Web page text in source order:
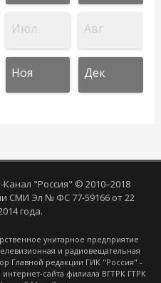
Июл Авг
Ноя Дек
"Россия" © 2010–2018
СМИ Эл № ФС 77-59166 от 22
года.
унитарное предприятие
и радиовещательная
Главной редакции ГИК "Россия" -
сайта филиала ВГТРК ГТРК